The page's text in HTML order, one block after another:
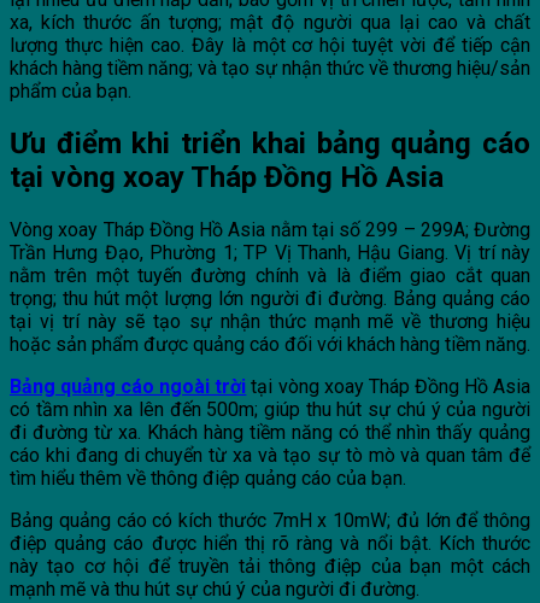
xa, kích thước ấn tượng; mật độ người qua lại cao và chất
lượng thực hiện cao. Đây là một cơ hội tuyệt vời để tiếp cận
khách hàng tiềm năng; và tạo sự nhận thức về thương hiệu/sản
phẩm của bạn.
Ưu điểm khi triển khai bảng quảng cáo
tại vòng xoay Tháp Đồng Hồ Asia
Vòng xoay Tháp Đồng Hồ Asia nằm tại số 299 – 299A; Đường
Trần Hưng Đạo, Phường 1; TP Vị Thanh, Hậu Giang. Vị trí này
nằm trên một tuyến đường chính và là điểm giao cắt quan
trọng; thu hút một lượng lớn người đi đường. Bảng quảng cáo
tại vị trí này sẽ tạo sự nhận thức mạnh mẽ về thương hiệu
hoặc sản phẩm được quảng cáo đối với khách hàng tiềm năng.
Bảng quảng cáo ngoài trời tại vòng xoay Tháp Đồng Hồ Asia
có tầm nhìn xa lên đến 500m; giúp thu hút sự chú ý của người
đi đường từ xa. Khách hàng tiềm năng có thể nhìn thấy quảng
cáo khi đang di chuyển từ xa và tạo sự tò mò và quan tâm để
tìm hiểu thêm về thông điệp quảng cáo của bạn.
Bảng quảng cáo có kích thước 7mH x 10mW; đủ lớn để thông
điệp quảng cáo được hiển thị rõ ràng và nổi bật. Kích thước
này tạo cơ hội để truyền tải thông điệp của bạn một cách
mạnh mẽ và thu hút sự chú ý của người đi đường.